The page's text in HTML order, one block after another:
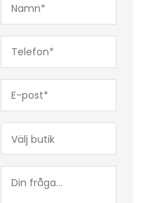
post*
(Obligatoriskt)
(Obligatoriskt)
fråga...